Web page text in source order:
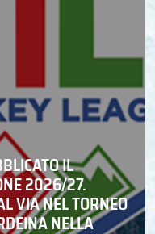
IL
2026/27.
VIA NEL TORNEO
NELLA